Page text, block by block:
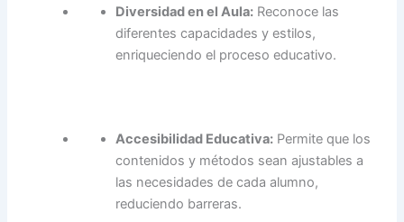
Diversidad en el Aula: Reconoce las
diferentes capacidades y estilos,
enriqueciendo el proceso educativo.
Accesibilidad Educativa: Permite que los
contenidos y métodos sean ajustables a
las necesidades de cada alumno,
reduciendo barreras.